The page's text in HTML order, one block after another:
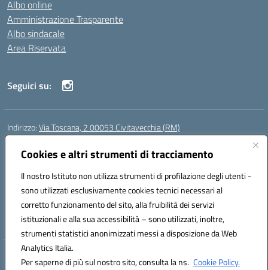
Cookies e altri strumenti di tracciamento
Il nostro Istituto non utilizza strumenti di profilazione degli utenti -
sono utilizzati esclusivamente cookies tecnici necessari al
corretto funzionamento del sito, alla fruibilità dei servizi
istituzionali e alla sua accessibilità – sono utilizzati, inoltre,
strumenti statistici anonimizzati messi a disposizione da Web
Analytics Italia.
Per saperne di più sul nostro sito, consulta la ns. Cookie Policy.
Albo online
Amministrazione Trasparente
Albo sindacale
Area Riservata
Seguici su:
Indirizzo:Via Toscana, 2 00053 Civitavecchia (RM)
Centralino:
Posta elettronica certificata (PEC):rmic8b900g@pec.istruzione.it
Codice fiscale: 91038380589
Codice meccanografico:RMIC8B900G
Codice Indice delle Pubbliche Amministrazioni (IPA): istsc_rmic8b900g
Codice unico di fatturazione (CUF): UFP4NO
Hosting & Powered by 3D Solution S.r.l.